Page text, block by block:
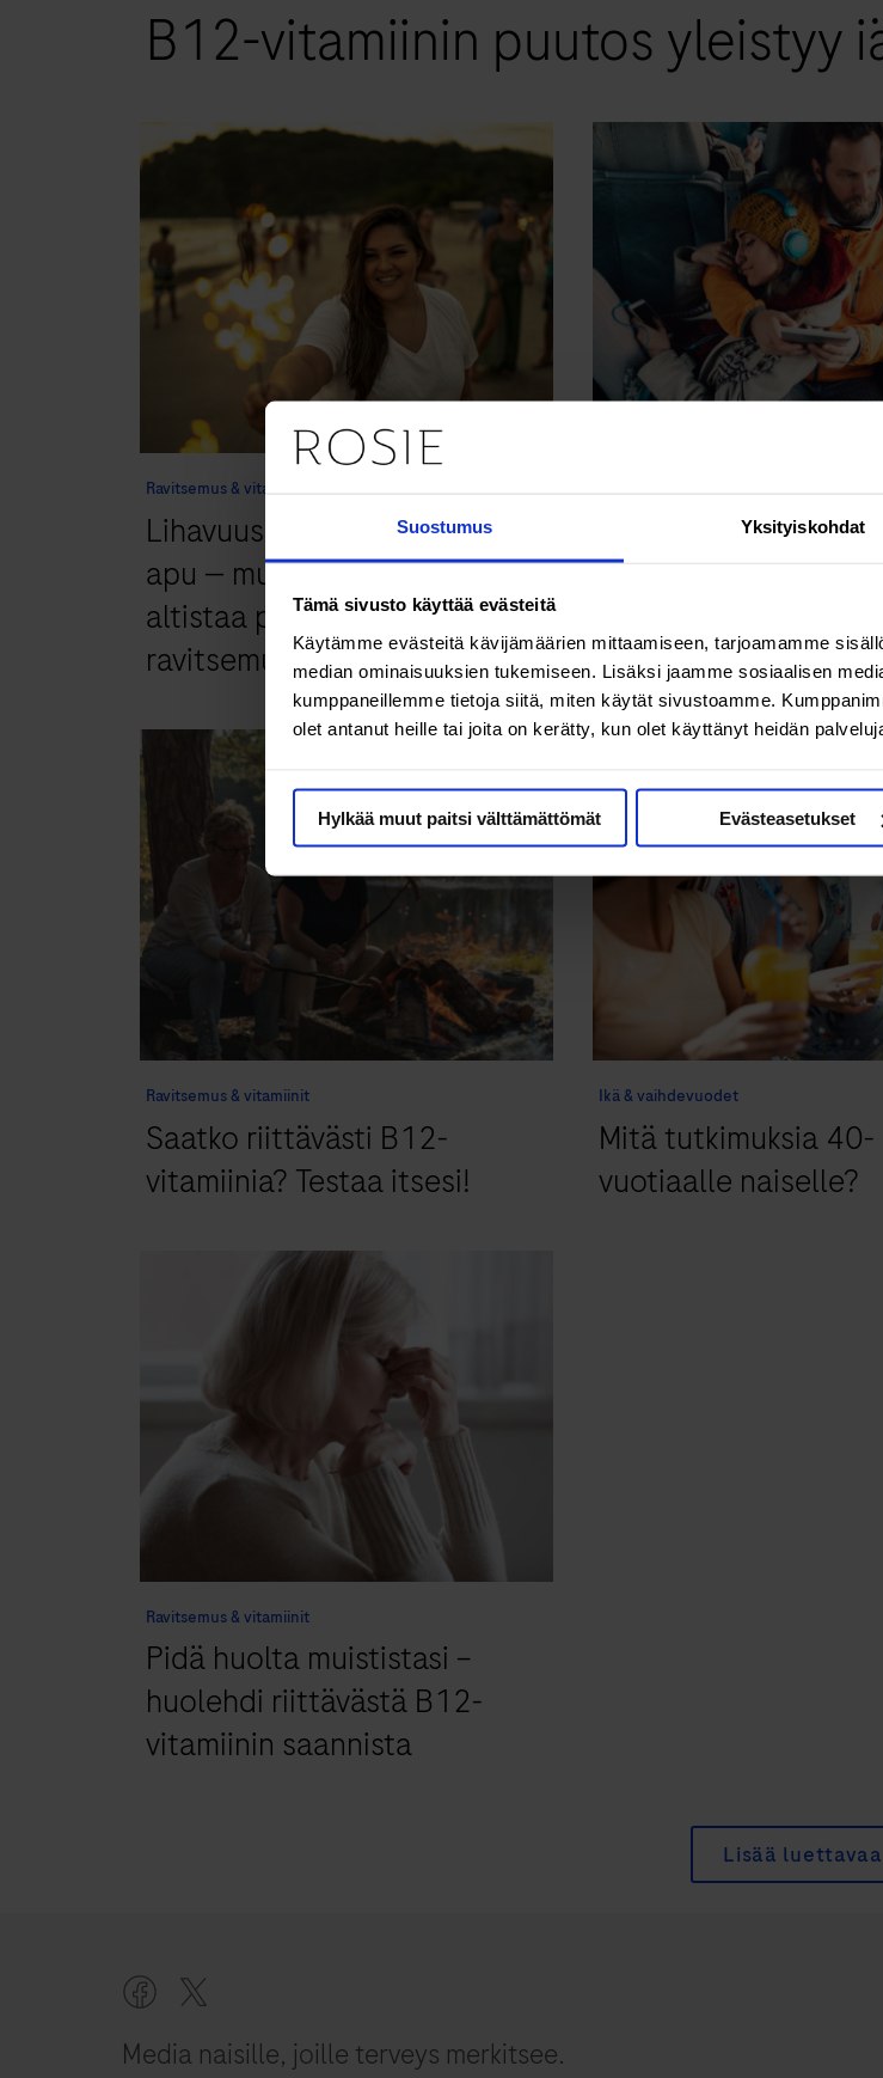
Suostumus Yksityiskohdat
Tämä sivusto käyttää evästeitä
Käytämme evästeitä kävijämäärien mittaamiseen, tarjoamamme
median ominaisuuksien tukemiseen. Lisäksi jaamme sosiaalisen
kumppaneillemme tietoja siitä, miten käytät sivustoamme.
olet antanut heille tai joita on kerätty, kun olet käyttänyt heidän
Hylkää muut paitsi välttämättömät Evästeasetukset
B12-vitamiinin puutos yleistyy
Ravitsemus & vitamiinit
Lihavuusleikkaus on tehokas
apu — muutos voi kuitenkin
altistaa puutoksille
ravitsemuksessa
Väsyttää ja heikottaa
syynä raudan tai B12-
Ravitsemus & vitamiinit
Saatko riittävästi B12-
vitamiinia? Testaa itsesi!
Ikä & vaihdevuodet
Mitä tutkimuksia 40-
vuotiaalle naiselle?
Ravitsemus & vitamiinit
Pidä huolta muististasi –
huolehdi riittävästä B12-
vitamiinin saannista
Lisää luettavaa
Media naisille, joille terveys merkitsee.